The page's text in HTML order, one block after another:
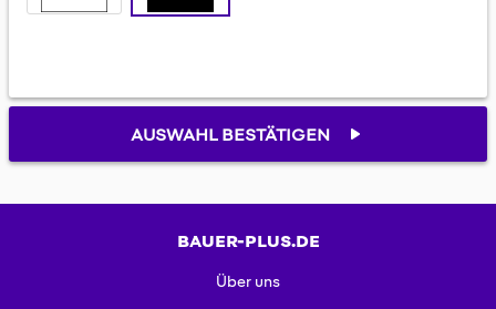
AUSWAHL BESTÄTIGEN
BAUER-PLUS.DE
Über uns